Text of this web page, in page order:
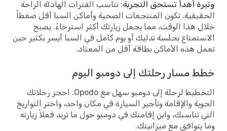
وتيرة أهدأ تستحق التجربة: تناسب الفترات الهادئة الراحة
الحقيقية. تكون المنتجعات الصحية وأماكن السبا أقل ضغطاً
خلال هذا الوقت، مما يجعل زيارتك أكثر استرخاءً. يصبح
الاستمتاع بجلسة تدليك أو يوم كامل في السبا أيسر بكثير حين
تعمل هذه الأماكن بطاقة أقل من المعتاد.
خطط مسار رحلتك إلى دومبو اليوم
التخطيط لرحلة إلى دومبو سهل مع Opodo. احجز رحلاتك
الجوية والإقامة وتأجير السيارة في مكان واحد، واختر التواريخ
التي تناسبك، وابنِ إقامتك في دومبو حول ما تريد فعلاً زيارته
وما يتوافق مع ميزانيتك.